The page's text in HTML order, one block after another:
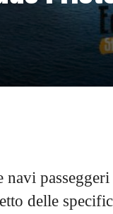
navi
delle